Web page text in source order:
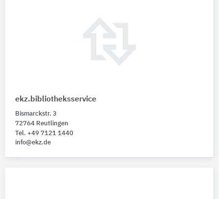
ekz.bibliotheksservice
Bismarckstr. 3
72764 Reutlingen
Tel. +49 7121 1440
info@ekz.de